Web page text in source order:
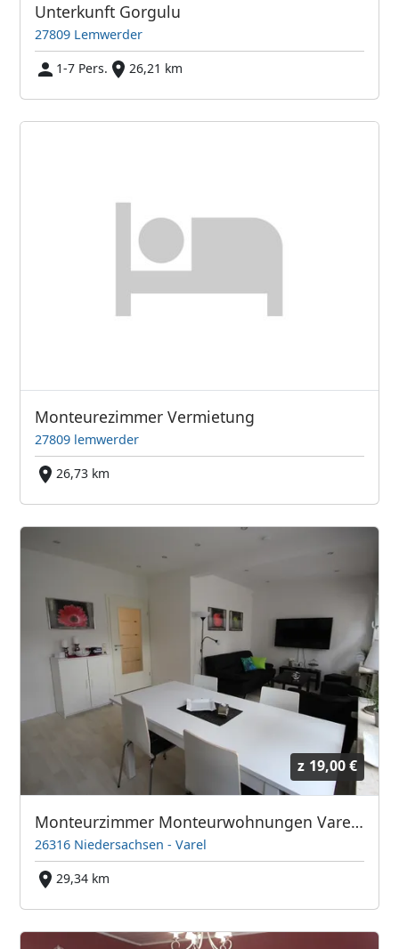
Unterkunft Gorgulu
27809 Lemwerder
1-7 Pers.
26,21 km
Monteurezimmer Vermietung
27809 lemwerder
26,73 km
z 19,00 €
Monteurzimmer Monteurwohnungen Varel Th. Meyer free Wifi 1 - 35 Pers
26316 Niedersachsen - Varel
29,34 km